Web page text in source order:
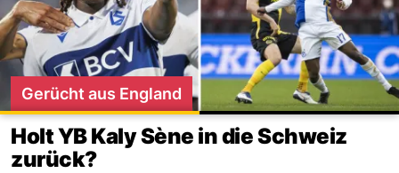
Gerücht aus England
Holt YB Kaly Sène in die Schweiz
zurück?